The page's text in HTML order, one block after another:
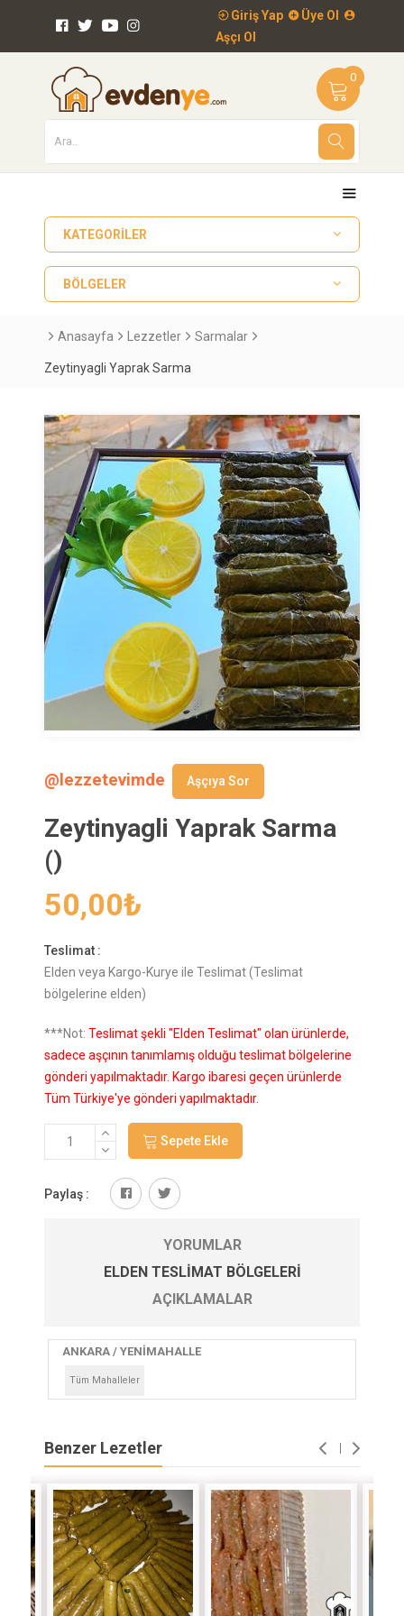
Giriş Yap
Üye Ol
Aşçı Ol
0
KATEGORILER
BÖLGELER
Anasayfa Lezzetler Sarmalar
Zeytinyagli Yaprak Sarma
@lezzetevimde Aşçıya Sor
Zeytinyagli Yaprak Sarma
()
50,00₺
Teslimat :
Elden veya Kargo-Kurye ile Teslimat (Teslimat
bölgelerine elden)
***Not: Teslimat şekli "Elden Teslimat" olan ürünlerde,
sadece aşçının tanımlamış olduğu teslimat bölgelerine
gönderi yapılmaktadır. Kargo ibaresi geçen ürünlerde
Tüm Türkiye'ye gönderi yapılmaktadır.
Sepete Ekle
Paylaş :
YORUMLAR
ELDEN TESLIMAT BÖLGELERI
AÇIKLAMALAR
ANKARA / YENİMAHALLE
Tüm Mahalleler
Benzer Lezetler